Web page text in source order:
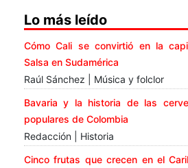
Lo más leído
Cómo Cali se convirtió en la
Salsa en Sudamérica
Raúl Sánchez | Música y folclor
Bavaria y la historia de las
populares de Colombia
Redacción | Historia
Cinco frutas que crecen en el